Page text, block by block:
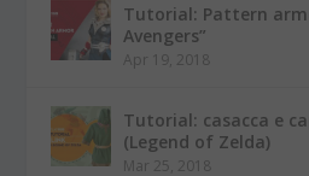
Tutorial: Pattern
Avengers”
Apr 19, 2018
Tutorial: casacca e
(Legend of Zelda)
Mar 25, 2018